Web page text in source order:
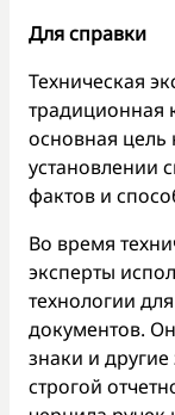
Для справки
Техническая
традиционная
основная цель
установлении
фактов и
Во время
эксперты
технологии
документов.
знаки и
строгой